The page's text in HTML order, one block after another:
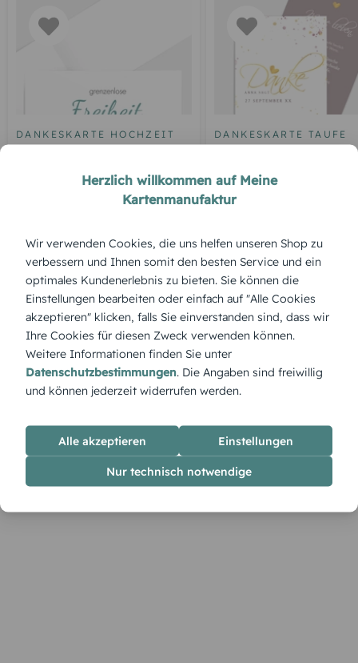
DANKESKARTE HOCHZEIT DANKESKARTE TAUFE
Produktbeschreibung
Das „Äffchen“ sorgt für einen charmanten, verspielten Auftritt
deiner Karte. Im Designer kannst du es mit eigenen Worten,
Farben und Bildern noch individueller gestalten.
Herzlich willkommen auf Meine
Kartenmanufaktur
Wir verwenden Cookies, die uns helfen unseren Shop zu
verbessern und Ihnen somit den besten Service und ein
optimales Kundenerlebnis zu bieten. Sie können die
Einstellungen bearbeiten oder einfach auf "Alle Cookies
akzeptieren" klicken, falls Sie einverstanden sind, dass wir
Ihre Cookies für diesen Zweck verwenden können.
Weitere Informationen finden Sie unter
Datenschutzbestimmungen. Die Angaben sind freiwillig
und können jederzeit widerrufen werden.
Alle akzeptieren Einstellungen
Nur technisch notwendige